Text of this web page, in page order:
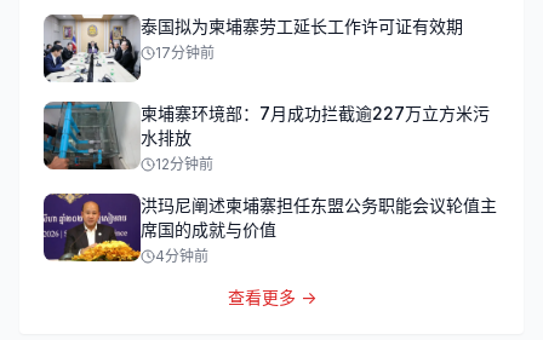
泰国拟为柬埔寨劳工延长工作许可证有效期
17分钟前
柬埔寨环境部：7月成功拦截逾227万立方米污
水排放
12分钟前
洪玛尼阐述柬埔寨担任东盟公务职能会议轮值主
席国的成就与价值
4分钟前
查看更多 →